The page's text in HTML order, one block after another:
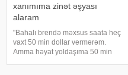
xanımıma zinət əşyası
alaram
"Bahalı brendə məxsus saata heç
vaxt 50 min dollar vermərəm.
Amma həyat yoldaşıma 50 min